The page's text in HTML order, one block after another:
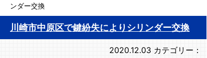
ンダー交換
川崎市中原区で鍵紛失によりシリンダー交換
2020.12.03 カテゴリー：